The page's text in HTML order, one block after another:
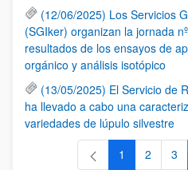
(12/06/2025) Los Servicios
(SGIker) organizan la jornada
resultados de los ensayos de
orgánico y análisis isotópico
(13/05/2025) El Servicio de
ha llevado a cabo una
variedades de lúpulo silvestre
Página
1 Página
2 3